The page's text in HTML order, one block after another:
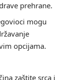
prehrane.
mogu
opcijama.
zaštite srca i